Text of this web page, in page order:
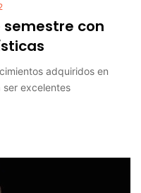
semestre con
adquiridos en
ser excelentes